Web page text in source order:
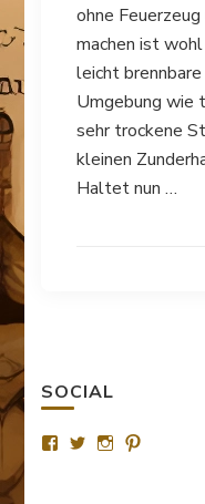
ohne
machen ist
leicht
Umgebung wie
sehr trockene
kleinen
Haltet nun …
SOCIAL
Profil Profil Profil